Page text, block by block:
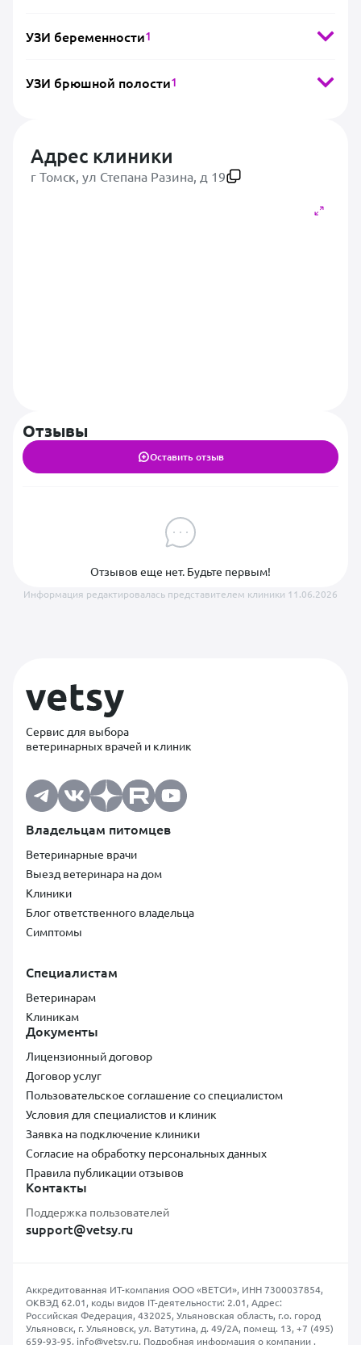
УЗИ беременности1
УЗИ брюшной полости1
Адрес клиники
г Томск, ул Степана Разина, д 19
Отзывы
Оставить отзыв
Отзывов еще нет. Будьте первым!
Информация редактировалась представителем клиники 11.06.2026
Сервис для выбора
ветеринарных врачей и клиник
Владельцам питомцев
Ветеринарные врачи
Выезд ветеринара на дом
Клиники
Блог ответственного владельца
Симптомы
Специалистам
Ветеринарам
Клиникам
Документы
Лицензионный договор
Договор услуг
Пользовательское соглашение со специалистом
Условия для специалистов и клиник
Заявка на подключение клиники
Согласие на обработку персональных данных
Правила публикации отзывов
Контакты
Поддержка пользователей
support@vetsy.ru
Аккредитованная ИТ-компания ООО «ВЕТСИ», ИНН 7300037854,
ОКВЭД 62.01, коды видов IT-деятельности: 2.01, Адрес:
Российская Федерация, 432025, Ульяновская область, г.о. город
Ульяновск, г. Ульяновск, ул. Ватутина, д. 49/2А, помещ. 13, +7 (495)
659-93-95, info@vetsy.ru. Подробная информация о компании.